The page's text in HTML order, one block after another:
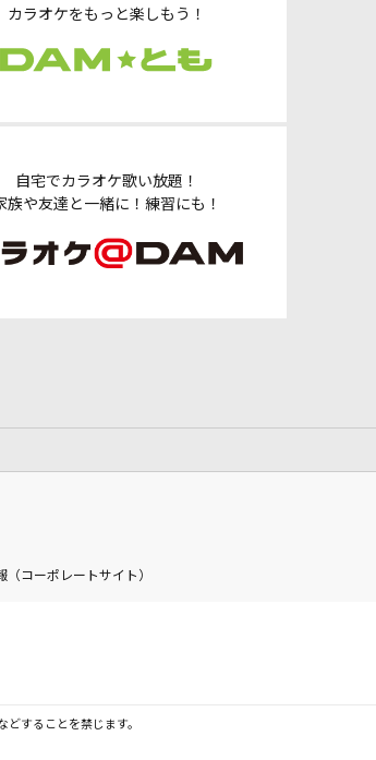
カラオケをもっと楽しもう！
自宅でカラオケ歌い放題！
族や友達と一緒に！練習にも！
（コーポレートサイト）
することを禁じます。